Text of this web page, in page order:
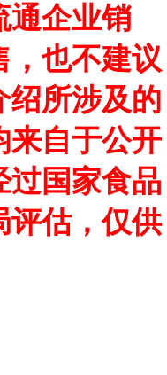
通企业销
，也不建议
绍所涉及的
来自于公开
过国家食品
评估，仅供